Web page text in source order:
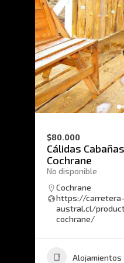
$80.000
Cálidas
Cochrane
No disponible
Cochrane
https://carretera-
austral.cl/
cochrane/
Alojamientos